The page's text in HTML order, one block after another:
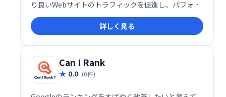
り良いWebサイトのトラフィックを促進し、パフォー
マンスを測定し、規制コンプライアンスに向けて取り
組むことができます。詳しく見る
Can I Rank
0.0 (0件)